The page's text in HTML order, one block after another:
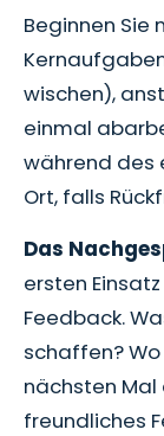
Beginnen Sie
wischen),
einmal
während des
Ort, falls
Das
ersten
Feedback.
schaffen?
nächsten Mal
freundliches